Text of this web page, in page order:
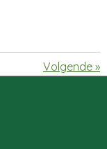
Volgende »